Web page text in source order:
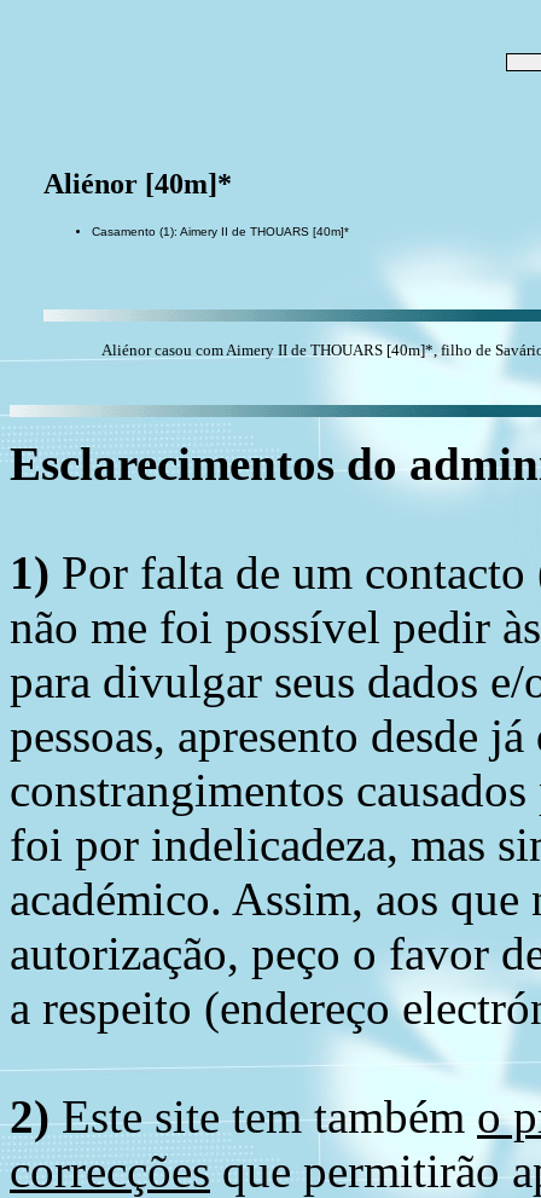
Aliénor [40m]*
Casamento (1): Aimery II de THOUARS [40m]*
Aliénor casou com Aimery II de THOUARS [40m]*, filho de
Esclarecimentos do
1) Por falta de um
não me foi possível pedir
para divulgar seus dados
pessoas, apresento desde
constrangimentos
foi por indelicadeza, mas
académico. Assim, aos
autorização, peço o favor
a respeito (endereço
2)Este site tem também o
correcções que permitirão